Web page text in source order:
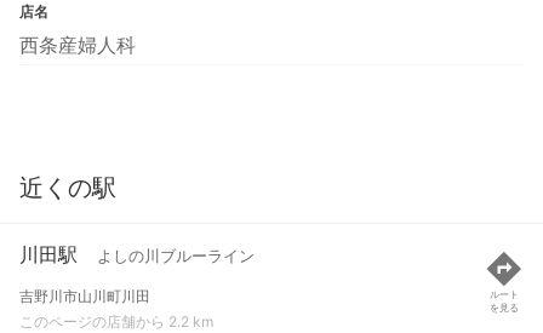
店名
西条産婦人科
近くの駅
川田駅 よしの川ブルーライン
吉野川市山川町川田
このページの店舗から 2.2 km
ルート
を見る